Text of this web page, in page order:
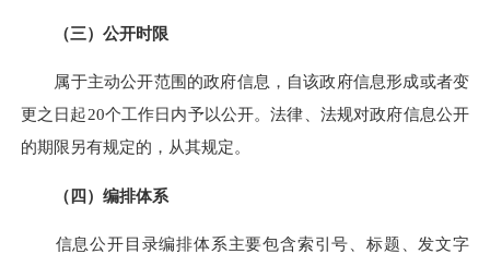
（三）公开时限
属于主动公开范围的政府信息，自该政府信息形成或者变
更之日起20个工作日内予以公开。法律、法规对政府信息公开
的期限另有规定的，从其规定。
（四）编排体系
信息公开目录编排体系主要包含索引号、标题、发文字